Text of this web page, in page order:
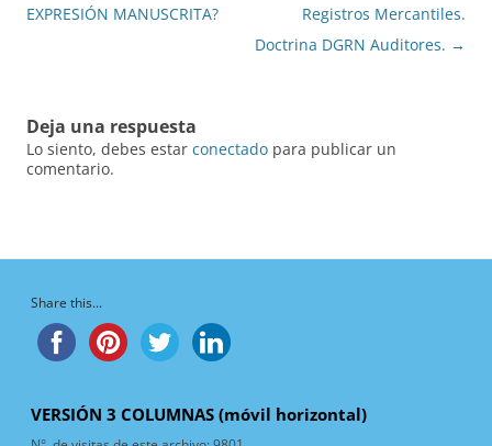
de
EXPRESIÓN MANUSCRITA?
Registros Mercantiles.
Doctrina DGRN Auditores. →
Deja una respuesta
Lo siento, debes estar conectado para publicar un
comentario.
Share this...
VERSIÓN 3 COLUMNAS (móvil horizontal)